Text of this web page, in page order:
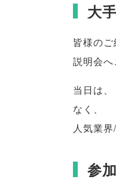
大
皆様の
説明会
当日は、
なく 、
人気業
参